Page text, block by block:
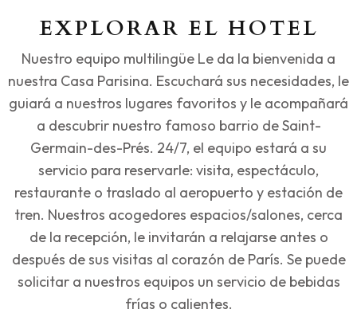
EXPLORAR EL HOTEL
Nuestro equipo multilingüe Le da la bienvenida a
nuestra Casa Parisina. Escuchará sus necesidades, le
guiará a nuestros lugares favoritos y le acompañará
a descubrir nuestro famoso barrio de Saint-
Germain-des-Prés. 24/7, el equipo estará a su
servicio para reservarle: visita, espectáculo,
restaurante o traslado al aeropuerto y estación de
tren. Nuestros acogedores espacios/salones, cerca
de la recepción, le invitarán a relajarse antes o
después de sus visitas al corazón de París. Se puede
solicitar a nuestros equipos un servicio de bebidas
frías o calientes.